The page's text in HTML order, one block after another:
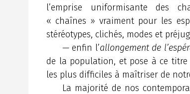
l’emprise uniformisante des
« chaînes » vraiment pour les
stéréotypes, clichés, modes et
— enfin l’allongement de
de la population, et pose à ce
les plus difficiles à maîtriser de
La majorité de nos